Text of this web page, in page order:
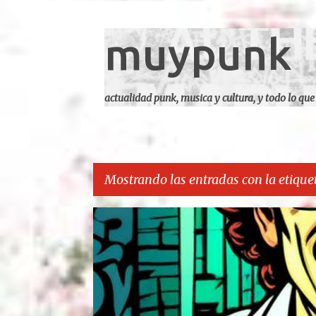
muypunk
actualidad punk, musica y cultura, y todo lo que
Mostrando las entradas con la
E
n
t
a
CARCA